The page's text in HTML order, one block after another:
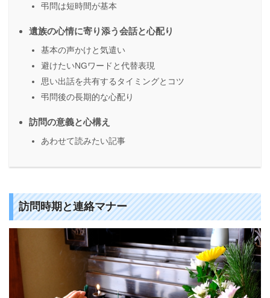
弔問は短時間が基本
遺族の心情に寄り添う会話と心配り
基本の声かけと気遣い
避けたいNGワードと代替表現
思い出話を共有するタイミングとコツ
弔問後の長期的な心配り
訪問の意義と心構え
あわせて読みたい記事
訪問時期と連絡マナー